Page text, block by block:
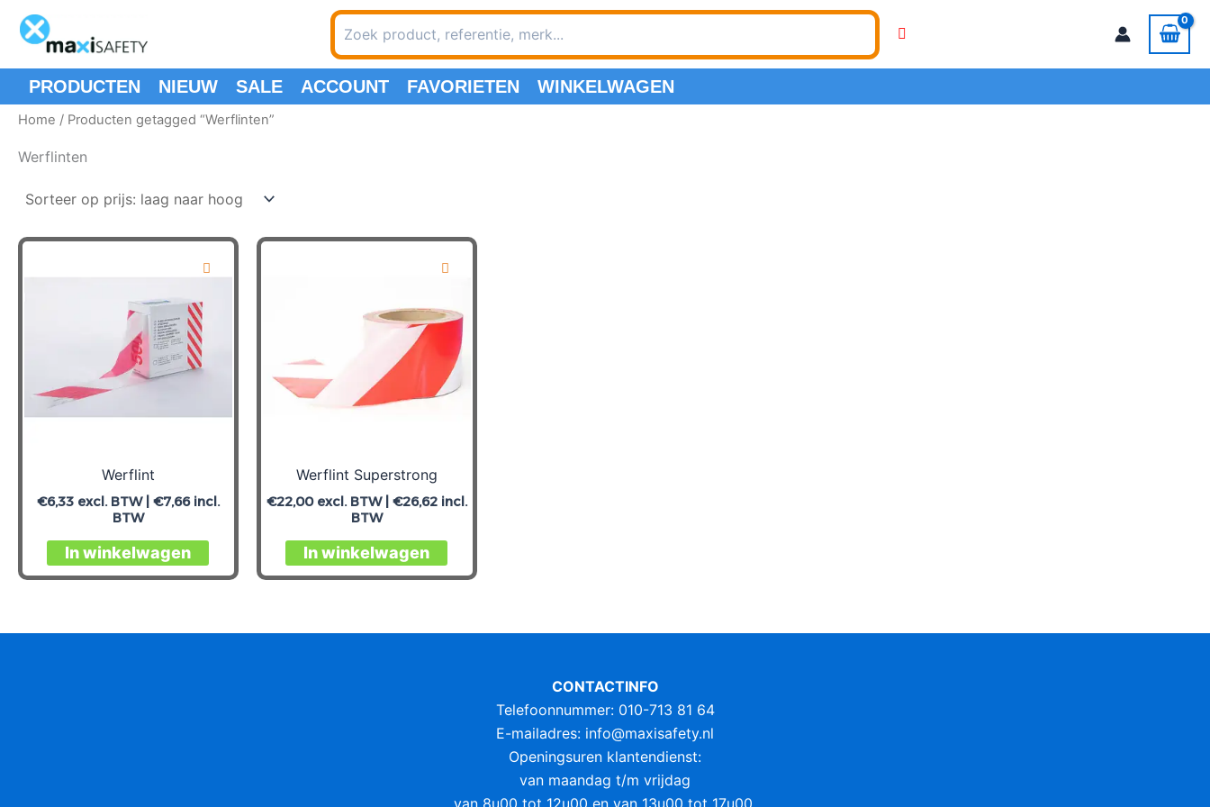
naar
inhoud
Zoeken
naar:
PRODUCTEN NIEUW SALE ACCOUNT FAVORIETEN WINKELWAGEN
Home / Producten getagged “Werflinten”
Werflinten
Werflint
€6,33excl. BTW | €7,66incl.
BTW
In winkelwagen
Werflint Superstrong
€22,00excl. BTW | €26,62incl.
BTW
In winkelwagen
CONTACTINFO
Telefoonnummer: 010-713 81 64
E-mailadres: info@maxisafety.nl
Openingsuren klantendienst:
van maandag t/m vrijdag
van 8u00 tot 12u00 en van 13u00 tot 17u00.